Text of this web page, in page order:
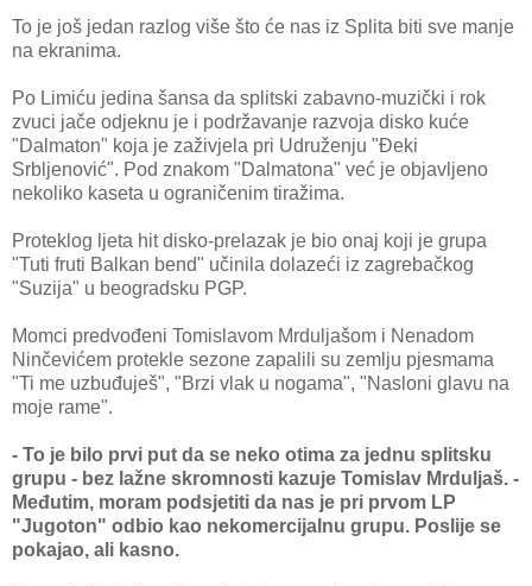
To je još jedan razlog više što će nas iz Splita biti sve manje
na ekranima.
Po Limiću jedina šansa da splitski zabavno-muzički i rok
zvuci jače odjeknu je i podržavanje razvoja disko kuće
"Dalmaton" koja je zaživjela pri Udruženju "Đeki
Srbljenović". Pod znakom "Dalmatona" već je objavljeno
nekoliko kaseta u ograničenim tiražima.
Proteklog ljeta hit disko-prelazak je bio onaj koji je grupa
"Tuti fruti Balkan bend" učinila dolazeći iz zagrebačkog
"Suzija" u beogradsku PGP.
Momci predvođeni Tomislavom Mrduljašom i Nenadom
Ninčevićem protekle sezone zapalili su zemlju pjesmama
"Ti me uzbuđuješ", "Brzi vlak u nogama", "Nasloni glavu na
moje rame".
- To je bilo prvi put da se neko otima za jednu splitsku
grupu - bez lažne skromnosti kazuje Tomislav Mrduljaš. -
Međutim, moram podsjetiti da nas je pri prvom LP
"Jugoton" odbio kao nekomercijalnu grupu. Poslije se
pokajao, ali kasno.